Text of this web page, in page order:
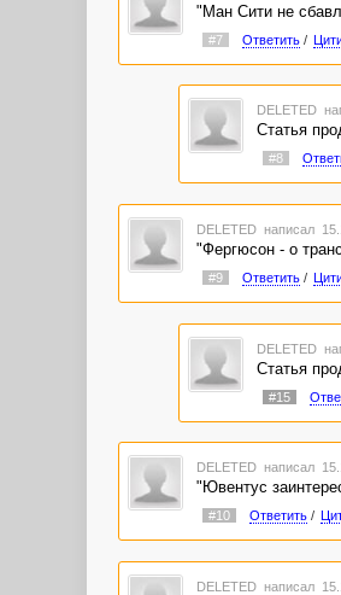
"Ман Сити не
#7 Ответить/
DELETED
Статья
#8
DELETED написал
"Фергюсон - о
#9 Ответить/
DELETED
Статья
#15
DELETED написал
"Ювентус
#10 Ответить/
DELETED написал